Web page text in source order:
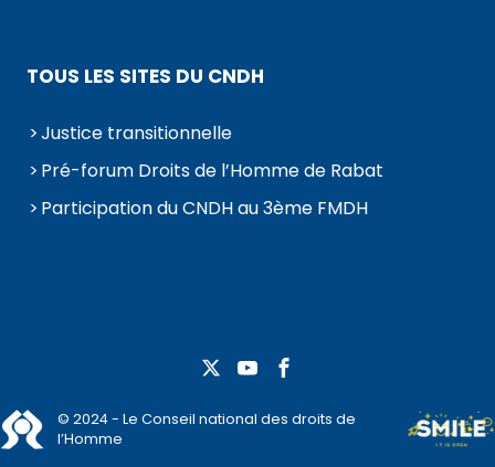
TOUS LES SITES DU CNDH
Justice transitionnelle
Pré-forum Droits de l’Homme de Rabat
Participation du CNDH au 3ème FMDH
© 2024 - Le Conseil national des droits de
l’Homme